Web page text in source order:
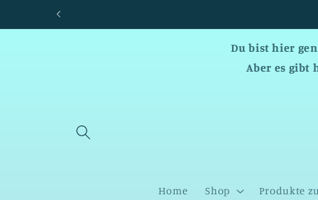
Inhalt
Du bist hier
Aber es gibt
Home Shop Produkte